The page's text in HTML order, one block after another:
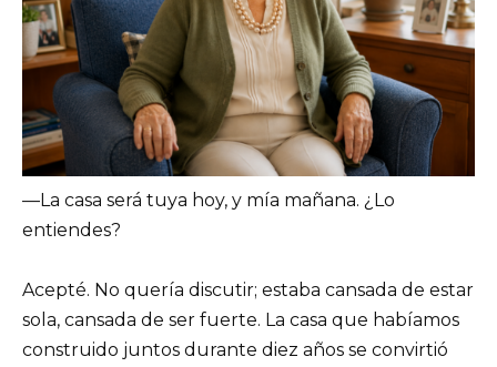
—La casa será tuya hoy, y mía mañana. ¿Lo
entiendes?
Acepté. No quería discutir; estaba cansada de estar
sola, cansada de ser fuerte. La casa que habíamos
construido juntos durante diez años se convirtió